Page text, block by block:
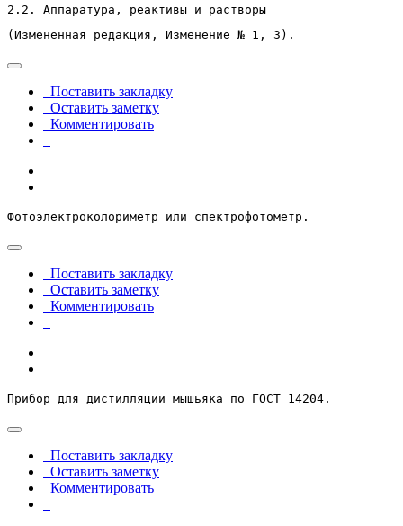
2.2. Аппаратура, реактивы и растворы
(Измененная редакция, Изменение № 1, 3).
Поставить закладку
Оставить заметку
Комментировать
Фотоэлектроколориметр или спектрофотометр.
Поставить закладку
Оставить заметку
Комментировать
Прибор для дистилляции мышьяка по ГОСТ 14204.
Поставить закладку
Оставить заметку
Комментировать